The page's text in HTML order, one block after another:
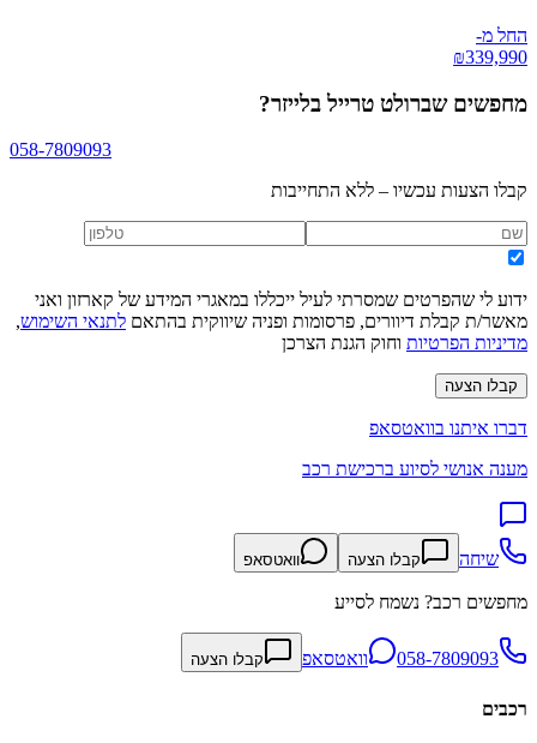
החל מ-
₪339,990
מחפשיםשברולט טרייל בלייזר?
058-7809093
קבלו הצעות עכשיו – ללא התחייבות
ידוע לי שהפרטים שמסרתי לעיל ייכללו במאגרי המידע של קארזון ואני
מאשר/ת קבלת דיוורים, פרסומות ופניה שיווקית בהתאם לתנאי השימוש,
מדיניות הפרטיות וחוק הגנת הצרכן
קבלו הצעה
דברו איתנו בוואטסאפ
מענה אנושי לסיוע ברכישת רכב
שיחה קבלו הצעה וואטסאפ
מחפשים רכב? נשמח לסייע
058-7809093 וואטסאפ קבלו הצעה
רכבים